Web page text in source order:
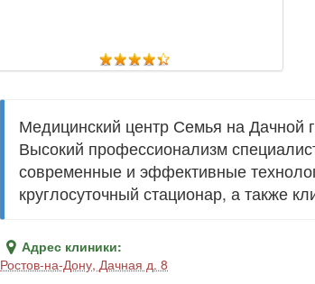
Медицинский центр Семья на Дачной
Высокий профессионализм
современные и эффективные
круглосуточный стационар, а также
Адрес клиники:
Ростов-на-Дону, Дачная д. 8